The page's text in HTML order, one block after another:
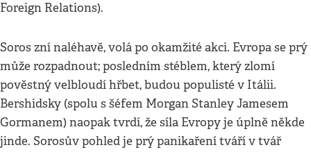
Foreign Relations).
Soros zní naléhavě, volá po okamžité akci. Evropa se prý
může rozpadnout; posledním stéblem, který zlomí
pověstný velbloudí hřbet, budou populisté v Itálii.
Bershidsky (spolu s šéfem Morgan Stanley Jamesem
Gormanem) naopak tvrdí, že síla Evropy je úplně někde
jinde. Sorosův pohled je prý panikaření tváří v tvář